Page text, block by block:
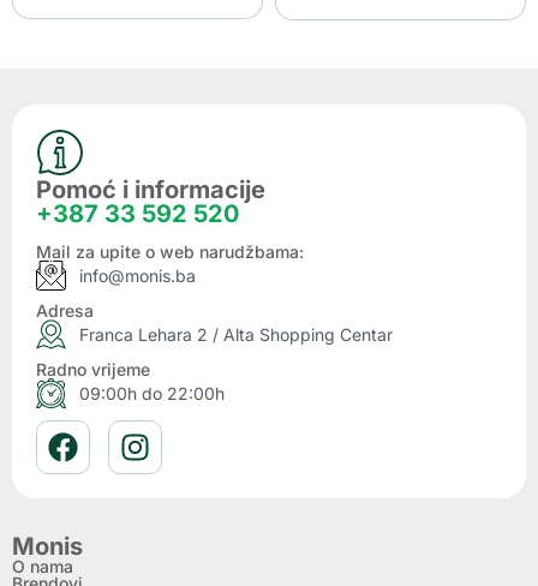
Pomoć i informacije
+387 33 592 520
Mail za upite o web narudžbama:
info@monis.ba
Adresa
Franca Lehara 2 / Alta Shopping Centar
Radno vrijeme
09:00h do 22:00h
Monis
O nama